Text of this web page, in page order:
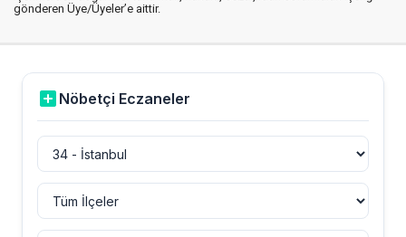
gönderen Üye/Üyeler’e aittir.